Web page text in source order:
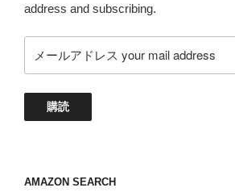
address and subscribing.
ー
ド
your
購読
AMAZON SEARCH